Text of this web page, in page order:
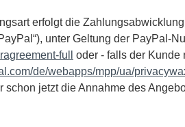
erfolgt die
unter Geltung der PayPal-
full
oder - falls der Kunde
de/webapps/mpp/ua/
jetzt die Annahme des